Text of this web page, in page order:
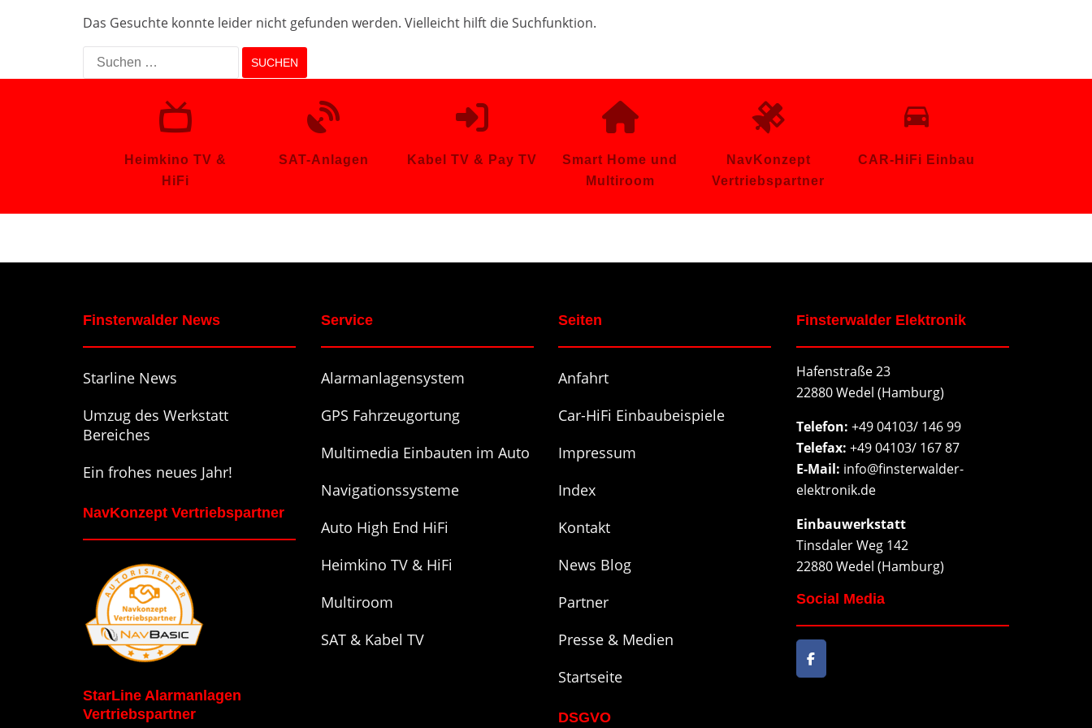
Das Gesuchte konnte leider nicht gefunden werden. Vielleicht hilft die Suchfunktion.
Suchen
nach:
Heimkino TV &
HiFi
SAT-Anlagen Kabel TV & Pay TV
Smart Home und
Multiroom
NavKonzept
Vertriebspartner
CAR-HiFi Einbau
Finsterwalder News
Starline News
Umzug des Werkstatt
Bereiches
Ein frohes neues Jahr!
NavKonzept Vertriebspartner
StarLine Alarmanlagen
Vertriebspartner
Service
Alarmanlagensystem
GPS Fahrzeugortung
Multimedia Einbauten im Auto
Navigationssysteme
Auto High End HiFi
Heimkino TV & HiFi
Multiroom
SAT & Kabel TV
Seiten
Anfahrt
Car-HiFi Einbaubeispiele
Impressum
Index
Kontakt
News Blog
Partner
Presse & Medien
Startseite
DSGVO
Finsterwalder Elektronik
Hafenstraße 23
22880 Wedel (Hamburg)
Telefon: +49 04103/ 146 99
Telefax: +49 04103/ 167 87
E-Mail: info@finsterwalder-
elektronik.de
Einbauwerkstatt
Tinsdaler Weg 142
22880 Wedel (Hamburg)
Social Media